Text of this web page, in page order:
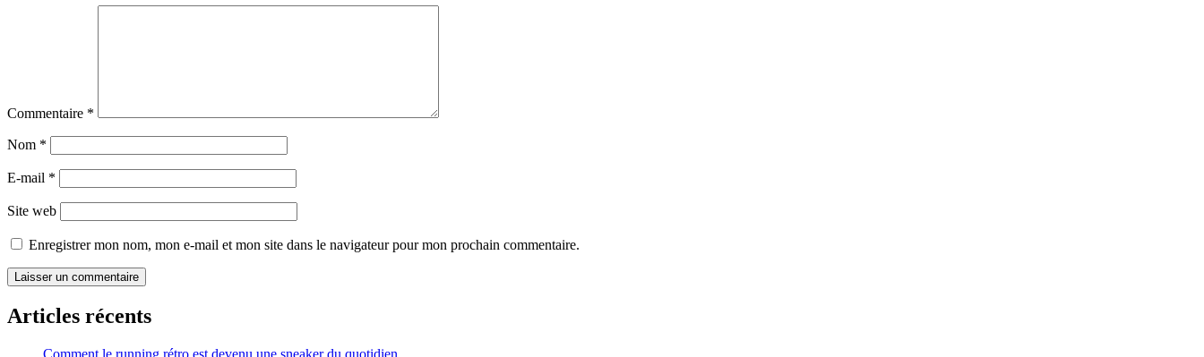
Commentaire *
Nom *
E-mail *
Site web
Enregistrer mon nom, mon e-mail et mon site dans le navigateur pour mon prochain commentaire.
Articles récents